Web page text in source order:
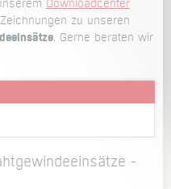
Downloadcenter
zu unseren
. Gerne beraten wir
-